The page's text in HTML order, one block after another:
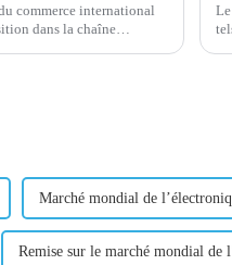
commerce international
dans la chaîne
Marché mondial de
Remise sur le marché mondial de